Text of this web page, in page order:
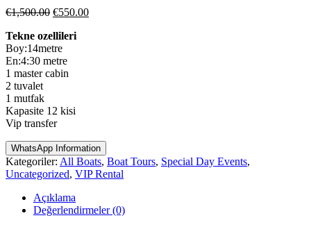
€1,500.00 Orijinal
€1,500.00.
€550.00Şu
Tekne ozellileri
Boy:14metre
En:4:30 metre
1 master cabin
2 tuvalet
1 mutfak
Kapasite 12 kisi
Vip transfer
WhatsApp Information
Kategoriler: All Boats, Boat Tours, Special Day Events,
Uncategorized, VIP Rental
Açıklama
Değerlendirmeler (0)